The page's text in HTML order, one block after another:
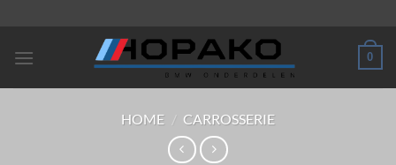
inhoud
0
HOME / CARROSSERIE